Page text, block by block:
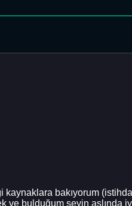
bakıyorum
ve bulduğum şeyin aslında